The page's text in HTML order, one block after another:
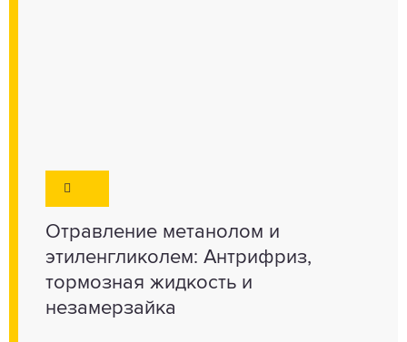
Отравление метанолом и
этиленгликолем: Антрифриз,
тормозная жидкость и
незамерзайка